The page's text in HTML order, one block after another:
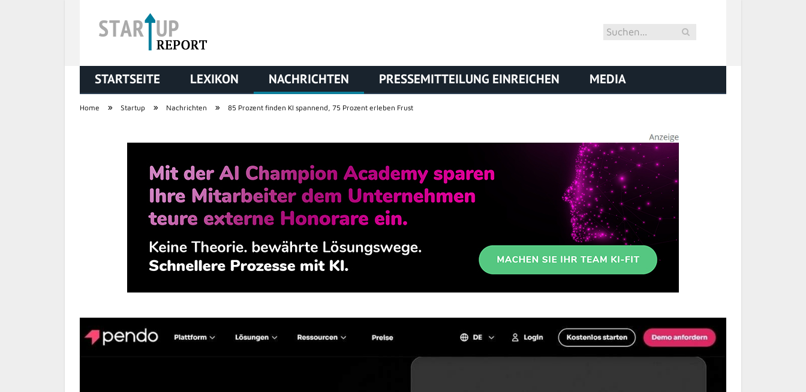
STARTUP REPORT
STARTSEITE LEXIKON NACHRICHTEN PRESSEMITTEILUNG EINREICHEN MEDIA
Home » Startup » Nachrichten » 85 Prozent finden KI spannend, 75 Prozent erleben Frust